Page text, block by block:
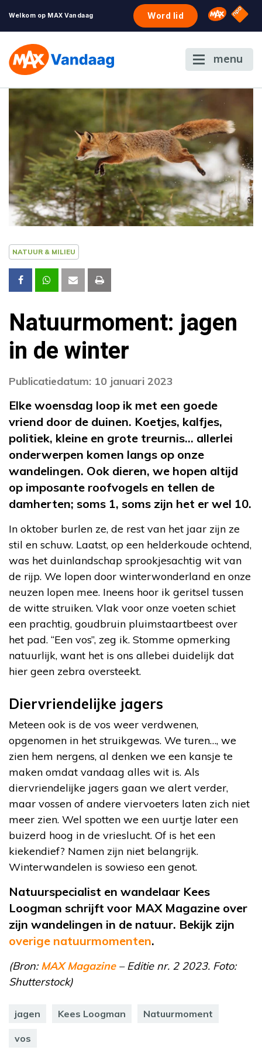
Welkom op MAX Vandaag Word lid Omroep
NPO
menu
NATUUR & MILIEU
Natuurmoment: jagen
in de winter
Publicatiedatum: 10 januari 2023
Elke woensdag loop ik met een goede
vriend door de duinen. Koetjes, kalfjes,
politiek, kleine en grote treurnis… allerlei
onderwerpen komen langs op onze
wandelingen. Ook dieren, we hopen altijd
op imposante roofvogels en tellen de
damherten; soms 1, soms zijn het er wel 10.
In oktober burlen ze, de rest van het jaar zijn ze
stil en schuw. Laatst, op een helderkoude ochtend,
was het duinlandschap sprookjesachtig wit van
de rijp. We lopen door winterwonderland en onze
neuzen lopen mee. Ineens hoor ik geritsel tussen
de witte struiken. Vlak voor onze voeten schiet
een prachtig, goudbruin pluimstaartbeest over
het pad. “Een vos”, zeg ik. Stomme opmerking
natuurlijk, want het is ons allebei duidelijk dat
hier geen zebra oversteekt.
Diervriendelijke jagers
Meteen ook is de vos weer verdwenen,
opgenomen in het struikgewas. We turen…, we
zien hem nergens, al denken we een kansje te
maken omdat vandaag alles wit is. Als
diervriendelijke jagers gaan we alert verder,
maar vossen of andere viervoeters laten zich niet
meer zien. Wel spotten we een uurtje later een
buizerd hoog in de vrieslucht. Of is het een
kiekendief? Namen zijn niet belangrijk.
Winterwandelen is sowieso een genot.
Natuurspecialist en wandelaar Kees
Loogman schrijft voor MAX Magazine over
zijn wandelingen in de natuur. Bekijk zijn
overige natuurmomenten.
(Bron:MAX Magazine– Editie nr. 2 2023. Foto:
Shutterstock)
jagen Kees Loogman Natuurmoment
vos